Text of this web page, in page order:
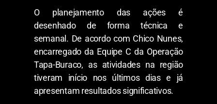
O planejamento das ações é
desenhado de forma técnica e
semanal. De acordo com Chico Nunes,
encarregado da Equipe C da Operação
Tapa-Buraco, as atividades na região
tiveram início nos últimos dias e já
apresentam resultados significativos.